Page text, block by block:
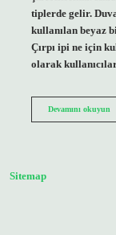
tiplerde gelir.
kullanılan beyaz
Çırpı ipi ne için
olarak
Devamını okuyun
Sitemap